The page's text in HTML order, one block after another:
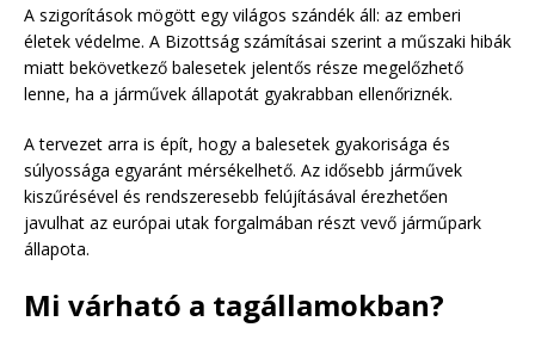
A szigorítások mögött egy világos szándék áll: az emberi
életek védelme. A Bizottság számításai szerint a műszaki hibák
miatt bekövetkező balesetek jelentős része megelőzhető
lenne, ha a járművek állapotát gyakrabban ellenőriznék.
A tervezet arra is épít, hogy a balesetek gyakorisága és
súlyossága egyaránt mérsékelhető. Az idősebb járművek
kiszűrésével és rendszeresebb felújításával érezhetően
javulhat az európai utak forgalmában részt vevő járműpark
állapota.
Mi várható a tagállamokban?